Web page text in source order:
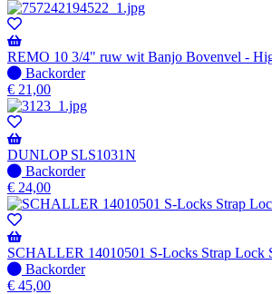
REMO 10 3/4" ruw wit Banjo Bovenvel -
Niet
op
voorraad
-
Wordt
verzonden
wanneer
beschikbaar
Backorder
€ 21,00
DUNLOP SLS1031N
Niet
op
voorraad
-
Wordt
verzonden
wanneer
beschikbaar
Backorder
€ 24,00
SCHALLER 14010501 S-Locks Strap Lock
Niet
op
Backorder
€ 45,00